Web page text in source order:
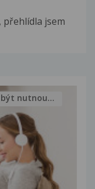
přehlídla jsem
nutnou...